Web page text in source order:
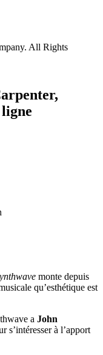
All Rights
monte depuis
qu’esthétique est
a John
s’intéresser à l’apport